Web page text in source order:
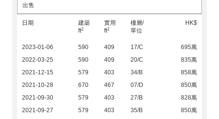
出售
日期
建築
ft2
實用
ft2
樓層/
單位
HK$
2023-01-06 590 409 17/C
695萬
2022-03-25
590 409 20/C
835萬
2021-12-15
579 403 34/B
858萬
2021-10-28
670 467 07/D
850萬
2021-09-30
579 403 27/B
828萬
2021-09-27
579 403 35/B
850萬